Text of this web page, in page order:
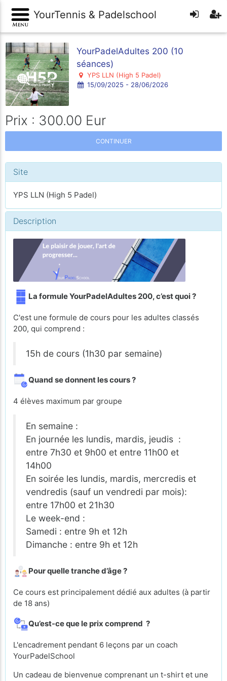
YourTennis & Padelschool
YourPadelAdultes 200 (10
séances)
YPS LLN (High 5 Padel)
15/09/2025 - 28/06/2026
Prix : 300.00 Eur
CONTINUER
Site
YPS LLN (High 5 Padel)
Description
La formule YourPadelAdultes 200, c’est quoi ?
C'est une formule de cours pour les adultes classés
200, qui comprend :
15h de cours (1h30 par semaine)
Quand se donnent les cours ?
4 élèves maximum par groupe
En semaine :
En journée les lundis, mardis, jeudis :
entre 7h30 et 9h00 et entre 11h00 et
14h00
En soirée les lundis, mardis, mercredis et
vendredis (sauf un vendredi par mois):
entre 17h00 et 21h30
Le week-end :
Samedi : entre 9h et 12h
Dimanche : entre 9h et 12h
Pour quelle tranche d’âge ?
Ce cours est principalement dédié aux adultes (à partir
de 18 ans)
Qu’est-ce que le prix comprend ?
L'encadrement pendant 6 leçons par un coach
YourPadelSchool
Un cadeau de bienvenue comprenant un t-shirt et une